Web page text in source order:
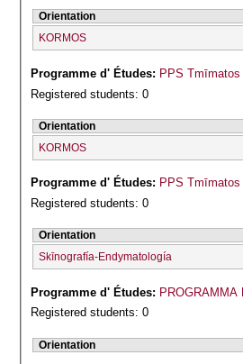
Orientation
KORMOS
Programme d' Études: PPS
Registered students: 0
Orientation
KORMOS
Programme d' Études: PPS Tmīmatos
Registered students: 0
Orientation
Skīnografía-Endymatología
Programme d' Études: PROGRAMMA
Registered students: 0
Orientation